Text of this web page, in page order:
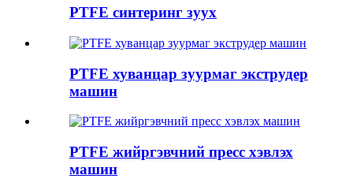
PTFE синтеринг зуух
PTFE хуванцар зуурмаг экструдер
машин
PTFE жийргэвчний пресс хэвлэх
машин